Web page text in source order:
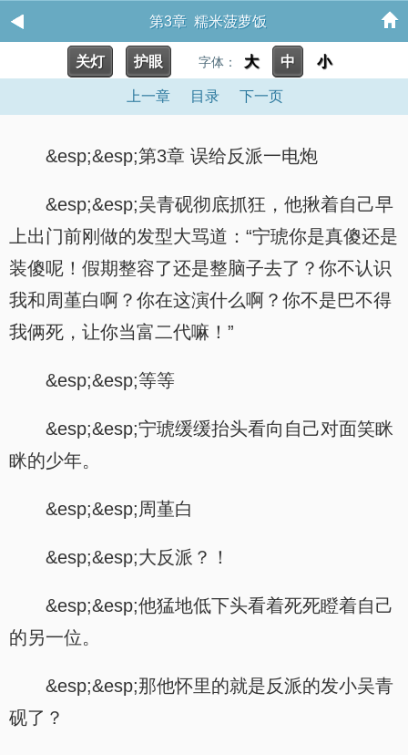
第3章 糯米菠萝饭
关灯 护眼 字体： 大 中 小
上一章 目录 下一页
&esp;&esp;第3章 误给反派一电炮
&esp;&esp;吴青砚彻底抓狂，他揪着自己早
上出门前刚做的发型大骂道：“宁琥你是真傻还是
装傻呢！假期整容了还是整脑子去了？你不认识
我和周堇白啊？你在这演什么啊？你不是巴不得
我俩死，让你当富二代嘛！”
&esp;&esp;等等
&esp;&esp;宁琥缓缓抬头看向自己对面笑眯
眯的少年。
&esp;&esp;周堇白
&esp;&esp;大反派？！
&esp;&esp;他猛地低下头看着死死瞪着自己
的另一位。
&esp;&esp;那他怀里的就是反派的发小吴青
砚了？